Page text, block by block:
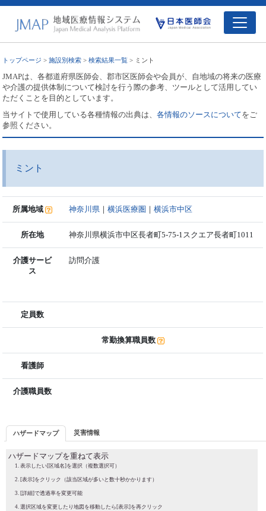
トップページ >施設別検索 >検索結果一覧 > ミント
JMAPは、各都道府県医師会、郡市区医師会や会員が、自地域の将来の医療
や介護の提供体制について検討を行う際の参考、ツールとして活用してい
ただくことを目的としています。
当サイトで使用している各種情報の出典は、各情報のソースについてをご
参照ください。
ミント
所属地域 神奈川県 ｜横浜医療圏 ｜横浜市中区
所在地 神奈川県横浜市中区長者町5-75-1スクエア長者町1011
介護サービ
ス
訪問介護
定員数
常勤換算職員数
看護師
介護職員数
ハザードマップ 災害情報
ハザードマップを重ねて表示
表示したい[区域名]を選択（複数選択可）
[表示]をクリック（該当区域が多いと数十秒かかります）
[詳細]で透過率を変更可能
選択区域を変更したり地図を移動したら[表示]を再クリック